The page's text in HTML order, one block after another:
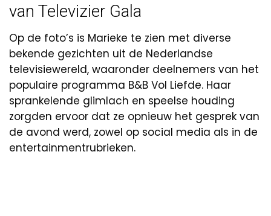
van Televizier Gala
Op de foto’s is Marieke te zien met diverse
bekende gezichten uit de Nederlandse
televisiewereld, waaronder deelnemers van het
populaire programma B&B Vol Liefde. Haar
sprankelende glimlach en speelse houding
zorgden ervoor dat ze opnieuw het gesprek van
de avond werd, zowel op social media als in de
entertainmentrubrieken.